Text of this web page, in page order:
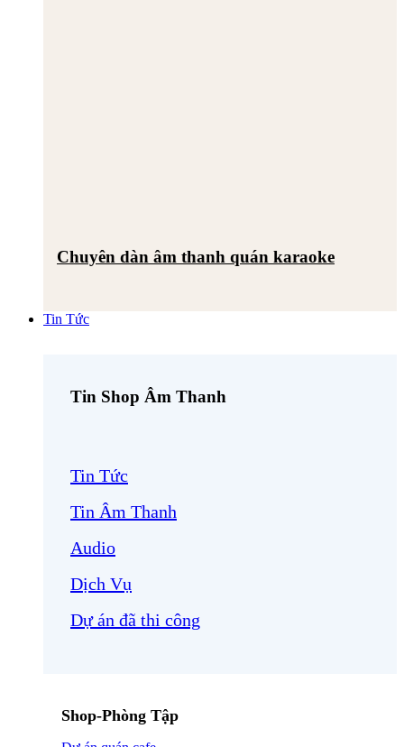
Chuyên dàn âm thanh quán karaoke
Tin Tức
Tin Shop Âm Thanh
Tin Tức
Tin Âm Thanh
Audio
Dịch Vụ
Dự án đã thi công
Shop-Phòng Tập